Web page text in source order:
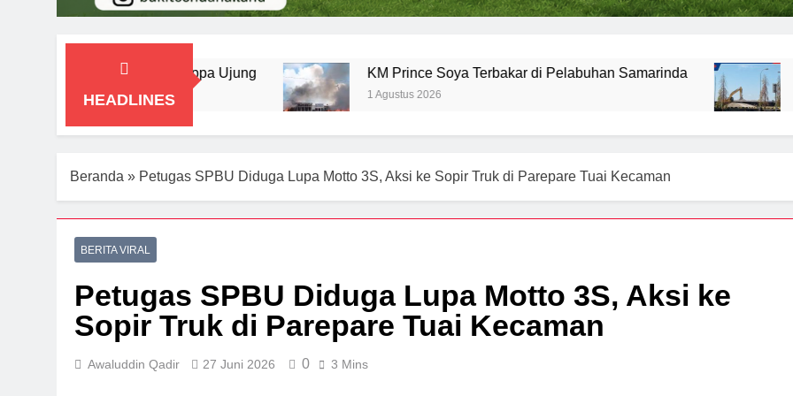
HEADLINES
Pelabuhan Cappa Ujung KM Prince Soya Terbakar di Pelabuhan Samarinda
1 Agustus 2026
DPRD
7 Agustus
Beranda » Petugas SPBU Diduga Lupa Motto 3S, Aksi ke Sopir Truk di Parepare Tuai Kecaman
BERITA VIRAL
Petugas SPBU Diduga Lupa Motto 3S, Aksi ke
Sopir Truk di Parepare Tuai Kecaman
Awaluddin Qadir 27 Juni 2026 0 3 Mins